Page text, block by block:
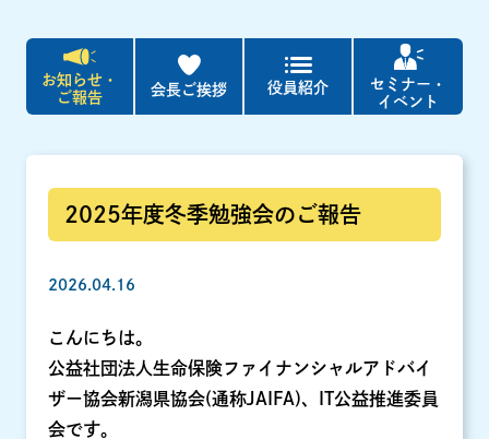
お知らせ・
ご報告
会長ご挨拶 役員紹介
セミナー・
イベント
2025年度冬季勉強会のご報告
2026.04.16
こんにちは。
公益社団法人生命保険ファイナンシャルアドバイ
ザー協会新潟県協会(通称JAIFA)、IT公益推進委員
会です。